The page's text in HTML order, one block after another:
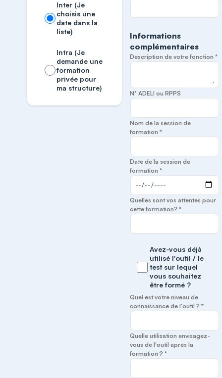
Inter (Je
choisis une
date dans la
liste)
Intra (Je
demande une
formation
privée pour
ma structure)
Informations
complémentaires
Description de votre fonction *
N° ADELI ou RPPS
Nom de la session de
formation *
Date de la session de
formation *
Quelles sont vos attentes pour
cette formation? *
Avez-vous déjà
utilisé l'outil / le
test sur lequel
vous souhaitez
être formé ?
Quel est votre niveau de
connaissance de l'outil ? *
Quelle utilisation envisagez-
vous de l'outil après la
formation ? *